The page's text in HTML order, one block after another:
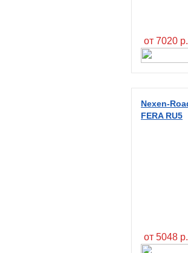
от 7020 р.
Nexen-
FERA RU5
от 5048 р.